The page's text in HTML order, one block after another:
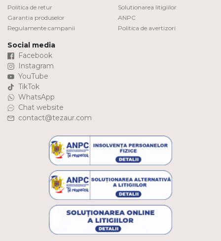
Politica de retur
Garantia produselor
Regulamente campanii
Solutionarea litigiilor
ANPC
Politica de avertizori
Social media
Facebook
Instagram
YouTube
TikTok
WhatsApp
Chat website
contact@tezaur.com